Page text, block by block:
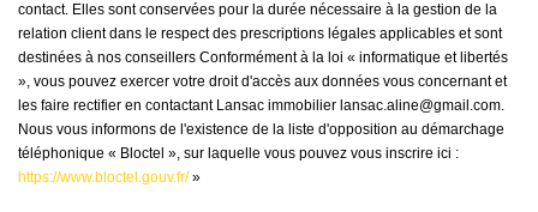
contact. Elles sont conservées pour la durée nécessaire à la gestion de la
relation client dans le respect des prescriptions légales applicables et sont
destinées à nos conseillers Conformément à la loi « informatique et libertés
», vous pouvez exercer votre droit d'accès aux données vous concernant et
les faire rectifier en contactant Lansac immobilier lansac.aline@gmail.com.
Nous vous informons de l'existence de la liste d'opposition au démarchage
téléphonique « Bloctel », sur laquelle vous pouvez vous inscrire ici :
https://www.bloctel.gouv.fr/»